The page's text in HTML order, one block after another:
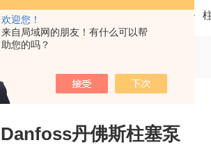
欢迎您！
来自局域网的朋友！有什么可以帮
助您的吗？
Danfoss丹佛斯柱塞泵